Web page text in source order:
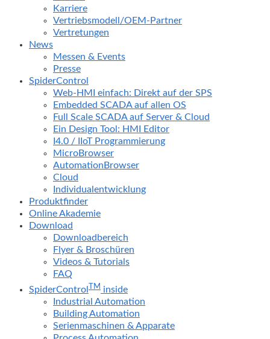
Karriere
Vertriebsmodell/OEM-Partner
Vertretungen
News
Messen & Events
Presse
SpiderControl
Web-HMI einfach: Direkt auf der SPS
Embedded SCADA auf allen OS
Full Scale SCADA auf Server & Cloud
Ein Design Tool: HMI Editor
I4.0 / IIoT Programmierung
MicroBrowser
AutomationBrowser
Cloud
Individualentwicklung
Produktfinder
Online Akademie
Download
Downloadbereich
Flyer & Broschüren
Videos & Tutorials
FAQ
SpiderControl TM inside
Industrial Automation
Building Automation
Serienmaschinen & Apparate